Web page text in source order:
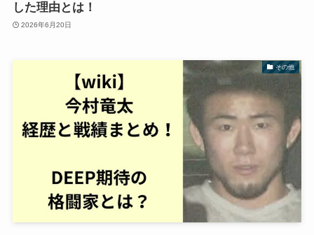
した理由とは！
2026年6月20日
その他